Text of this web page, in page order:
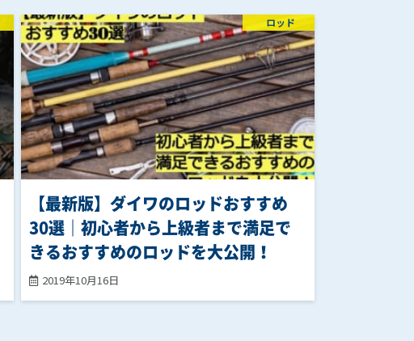
【最新版】ダイワのロッドおすすめ
30選｜初心者から上級者まで満足で
きるおすすめのロッドを大公開！
2019年10月16日
ロッド